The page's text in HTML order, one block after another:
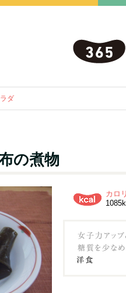
ダ
の煮物
カロ